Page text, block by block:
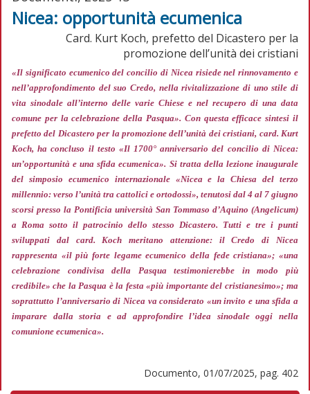
Nicea: opportunità ecumenica
Card. Kurt Koch, prefetto del Dicastero per la
promozione dell’unità dei cristiani
«Il significato ecumenico del concilio di Nicea risiede nel rinnovamento e
nell’approfondimento del suo Credo, nella rivitalizzazione di uno stile di
vita sinodale all’interno delle varie Chiese e nel recupero di una data
comune per la celebrazione della Pasqua». Con questa efficace sintesi il
prefetto del Dicastero per la promozione dell’unità dei cristiani, card. Kurt
Koch, ha concluso il testo «Il 1700° anniversario del concilio di Nicea:
un’opportunità e una sfida ecumenica». Si tratta della lezione inaugurale
del simposio ecumenico internazionale «Nicea e la Chiesa del terzo
millennio: verso l’unità tra cattolici e ortodossi», tenutosi dal 4 al 7 giugno
scorsi presso la Pontificia università San Tommaso d’Aquino (Angelicum)
a Roma sotto il patrocinio dello stesso Dicastero. Tutti e tre i punti
sviluppati dal card. Koch meritano attenzione: il Credo di Nicea
rappresenta «il più forte legame ecumenico della fede cristiana»; «una
celebrazione condivisa della Pasqua testimonierebbe in modo più
credibile»che la Pasqua è la festa«più importante del cristianesimo»; ma
soprattutto l’anniversario di Nicea va considerato «un invito e una sfida a
imparare dalla storia e ad approfondire l’idea sinodale oggi nella
comunione ecumenica».
Documento, 01/07/2025, pag. 402